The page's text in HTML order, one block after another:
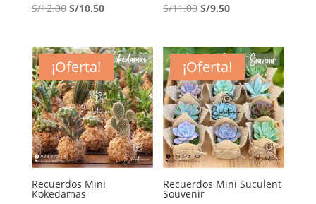
S/12.00 El
original
era:
S/12.00.
S/10.50El
actual
es:
S/10.50.
S/11.00 El
original
era:
S/11.00.
S/9.50El
actual
es:
S/9.50.
¡Oferta!
Recuerdos Mini
Kokedamas
¡Oferta!
Recuerdos Mini Suculent
Souvenir